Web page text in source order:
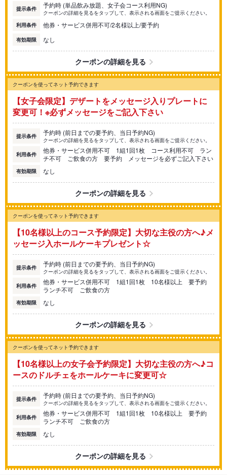
提示条件 予約時 (単品飲み放題、女子会コース利用NG)
クーポンの詳細を見るをタップして、表示される画面をご提示ください。
利用条件
他券・サービス併用不可/2名様以上/要予約
有効期限 なし
クーポンの詳細を見る
クーポンを使ってネット予約できます
【女子会限定】デザートをメッセージ入りプレートに
変更可！※必ずメッセージをご記入下さい
提示条件 予約時 (前日までの要予約、当日予約NG)
クーポンの詳細を見るをタップして、表示される画面をご提示ください。
利用条件
他券・サービス併用不可 1組1回1枚 コース利用不可 ラン
チ不可 ご飲食の方 要予約 メッセージを必ずご記入下さい
有効期限 なし
クーポンの詳細を見る
クーポンを使ってネット予約できます
【10名様以上のコース予約限定】大切な主役の方へ♪メ
ッセージ入ホールケーキプレゼント☆
提示条件 予約時 (前日までの要予約、当日予約NG)
クーポンの詳細を見るをタップして、表示される画面をご提示ください。
利用条件
他券・サービス併用不可 1組1回1枚 10名様以上 要予約
ランチ不可 ご飲食の方
有効期限 なし
クーポンの詳細を見る
クーポンを使ってネット予約できます
【10名様以上の女子会予約限定】大切な主役の方へ♪コ
ースのドルチェをホールケーキに変更可☆
提示条件 予約時 (前日までの要予約、当日予約NG)
クーポンの詳細を見るをタップして、表示される画面をご提示ください。
利用条件
他券・サービス併用不可 1組1回1枚 10名様以上 要予約
ランチ不可 ご飲食の方
有効期限 なし
クーポンの詳細を見る